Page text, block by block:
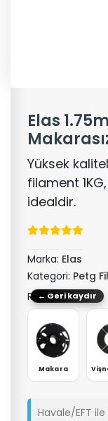
Elas
Yüksek
filament
idealdir.
Marka: Elas
Kategori: Petg
Renk: Bronz
Makara
← Geri kaydır
Havale/EFT ile